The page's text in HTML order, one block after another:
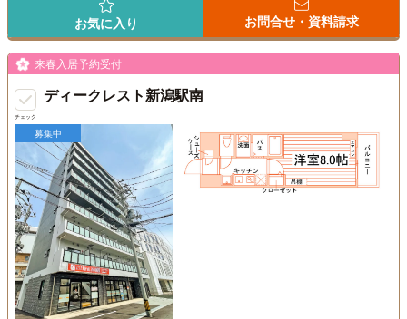
お気に入り お問合せ・資料請求
チェック
来春入居予約受付
ディークレスト新潟駅南
募集中